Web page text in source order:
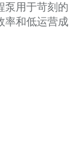
泵用于苛刻的
率和低运营成